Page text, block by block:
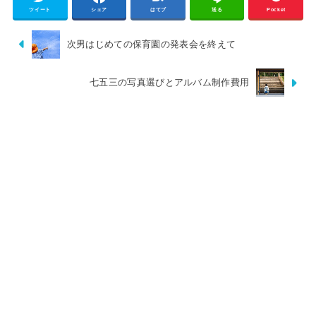
ツイート シェア はてブ 送る Pocket
次男はじめての保育園の発表会を終えて
七五三の写真選びとアルバム制作費用